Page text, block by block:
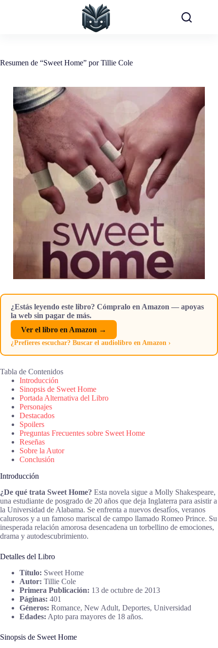
Resumen de “Sweet Home” por Tillie Cole
¿Estás leyendo este libro? Cómpralo en Amazon — apoyas
la web sin pagar de más.
Ver el libro en Amazon →
¿Prefieres escuchar? Buscar el audiolibro en Amazon ›
Tabla de Contenidos
Introducción
Sinopsis de Sweet Home
Portada Alternativa del Libro
Personajes
Destacados
Spoilers
Preguntas Frecuentes sobre Sweet Home
Reseñas
Sobre la Autor
Conclusión
Introducción
¿De qué trata Sweet Home? Esta novela sigue a Molly Shakespeare,
una estudiante de posgrado de 20 años que deja Inglaterra para asistir a
la Universidad de Alabama. Se enfrenta a nuevos desafíos, veranos
calurosos y a un famoso mariscal de campo llamado Romeo Prince. Su
inesperada relación amorosa desencadena un torbellino de emociones,
drama y autodescubrimiento.
Detalles del Libro
Título: Sweet Home
Autor: Tillie Cole
Primera Publicación: 13 de octubre de 2013
Páginas: 401
Géneros: Romance, New Adult, Deportes, Universidad
Edades: Apto para mayores de 18 años.
Sinopsis de Sweet Home